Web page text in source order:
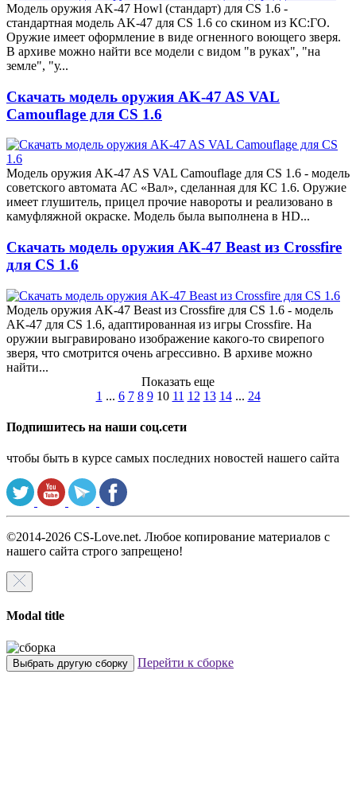
Модель оружия AK-47 Howl (стандарт) для CS 1.6 -
стандартная модель AK-47 для CS 1.6 со скином из КС:ГО.
Оружие имеет оформление в виде огненного воющего зверя.
В архиве можно найти все модели с видом "в руках", "на
земле", "у...
Скачать модель оружия AK-47 AS VAL
Camouflage для CS 1.6
Модель оружия AK-47 AS VAL Camouflage для CS 1.6 - модель
советского автомата АС «Вал», сделанная для КС 1.6. Оружие
имеет глушитель, прицел прочие навороты и реализовано в
камуфляжной окраске. Модель была выполнена в HD...
Скачать модель оружия AK-47 Beast из Crossfire
для CS 1.6
Модель оружия AK-47 Beast из Crossfire для CS 1.6 - модель
AK-47 для CS 1.6, адаптированная из игры Crossfire. На
оружии выгравировано изображение какого-то свирепого
зверя, что смотрится очень агрессивно. В архиве можно
найти...
Показать еще
1 ... 6 7 8 9 10 11 12 13 14 ... 24
Подпишитесь на наши соц.сети
чтобы быть в курсе самых последних новостей нашего сайта
©2014-2026 CS-Love.net. Любое копирование материалов с
нашего сайта строго запрещено!
Modal title
Выбрать другую сборку Перейти к сборке